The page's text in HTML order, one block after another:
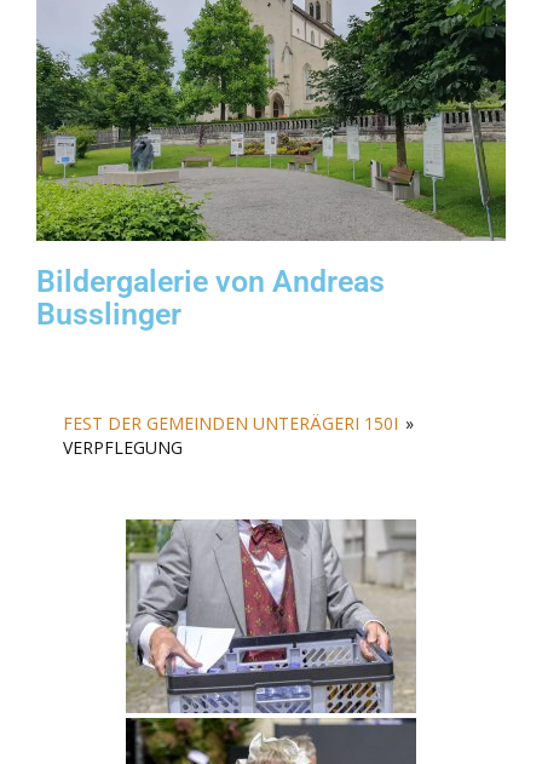
Bildergalerie von Andreas
Busslinger
FEST DER GEMEINDEN UNTERÄGERI 150I »
VERPFLEGUNG